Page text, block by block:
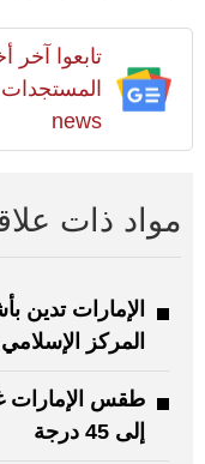
تابعوا آخر
news
مواد ذات
الإمارات تدين
المركز
طقس الإمارات
إلى 45 درجة